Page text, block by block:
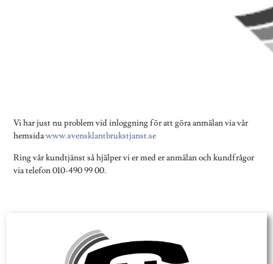
Vi har just nu problem vid inloggning för att göra anmälan via vår
hemsidawww.svensklantbrukstjanst.se
Ring vår kundtjänst så hjälper vi er med er anmälan och kundfrågor
via telefon 010-490 99 00.